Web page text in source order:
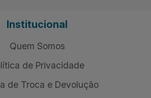
Institucional
Quem Somos
de Privacidade
de Troca e Devolução